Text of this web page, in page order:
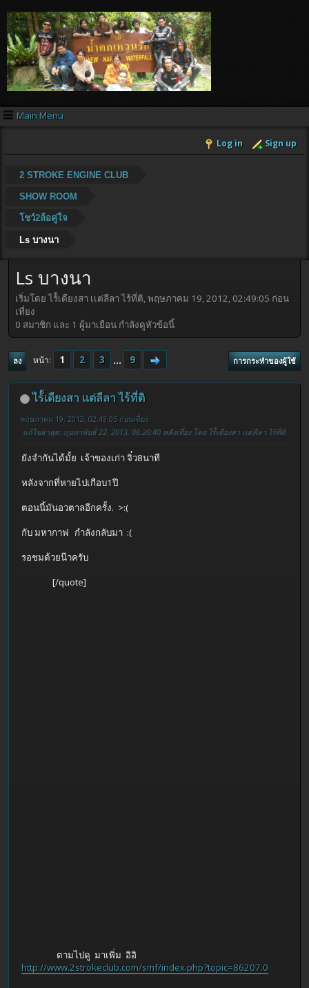
Main Menu
Log in Sign up
2 STROKE ENGINE CLUB
SHOW ROOM
โชว์2ล้อคู่ใจ
Ls บางนา
Ls บางนา
เริ่มโดย ไร้้เดียงสา เเต่ลีลา ไร้ที่ติ, พฤษภาคม 19, 2012, 02:49:05 ก่อน
เที่ยง
0 สมาชิก และ 1 ผู้มาเยือน กำลังดูหัวข้อนี้
ลง หน้า 1 2 3 ... 9 การกระทำของผู้ใช้
ไร้้เดียงสา เเต่ลีลา ไร้ที่ติ
พฤษภาคม 19, 2012, 02:49:05 ก่อนเที่ยง
แก้ไขล่าสุด: กุมภาพันธ์ 22, 2013, 06:20:40 หลังเที่ยง โดย ไร้้เดียงสา เเต่ลีลา ไร้ที่ติ
ยังจำกันได้มั้ย เจ้าของเก่า จิ๋ว8นาที
หลังจากที่หายไปเกือบ1ปี
ตอนนี้มันอวตาลอีกครั้ง. >:(
กับ มหากาฟ กำลังกลับมา :(
รอชมด้วยน๊าครับ
[/quote]
ตามไปดู มาเพิ่ม อิอิ
http://www.2strokeclub.com/smf/index.php?topic=86207.0